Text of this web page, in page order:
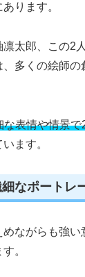
ります。
太郎、この2
、多くの絵師の
な表情や情景
ます。
なポートレ
ながらも強い
。